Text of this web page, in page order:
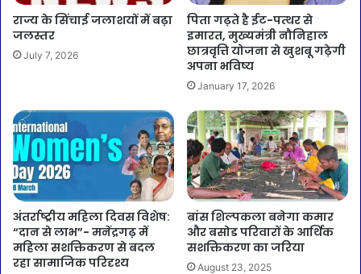
राज्य के सिंचाई जलाशयों में बढ़ा
जलस्तर
July 7, 2026
पिता गढ़ते है ईट-पत्थर से
इमारत, मुख्यमंत्री नौनिहाल
छात्रवृत्ति योजना से खुशबू गढ़ेगी
अपना भविष्य
January 17, 2026
अंतर्राष्ट्रीय महिला दिवस विशेष:
“दान से लाभ”- मनेंद्रगढ़ में
महिला सशक्तिकरण से बदल
रहा सामाजिक परिदृश्य
बांस शिल्पकला बनेगा कमार
और बसोड परिवारों के आर्थिक
सशक्तिकरण का जरिया
August 23, 2025